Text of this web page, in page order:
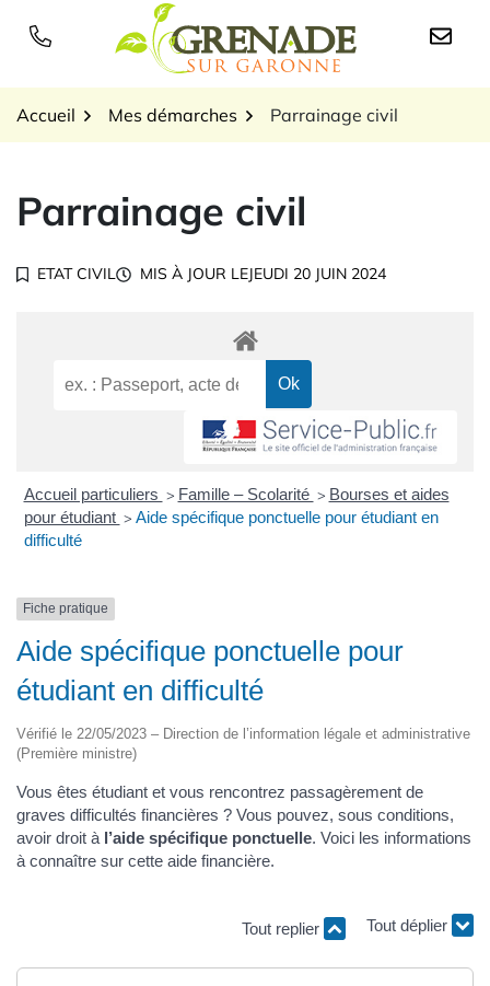
Logo Grenade sur
Accueil Mes démarches Parrainage civil
Parrainage civil
ETAT CIVIL MIS À JOUR LEJEUDI 20 JUIN 2024
Accueil particuliers > Famille – Scolarité > Bourses et aides
pour étudiant > Aide spécifique ponctuelle pour étudiant en
difficulté
Fiche pratique
Aide spécifique ponctuelle pour
étudiant en difficulté
Vérifié le 22/05/2023 – Direction de l’information légale et administrative
(Première ministre)
Vous êtes étudiant et vous rencontrez passagèrement de
graves difficultés financières ? Vous pouvez, sous conditions,
avoir droit à l’aide spécifique ponctuelle. Voici les informations
à connaître sur cette aide financière.
Tout replier Tout déplier